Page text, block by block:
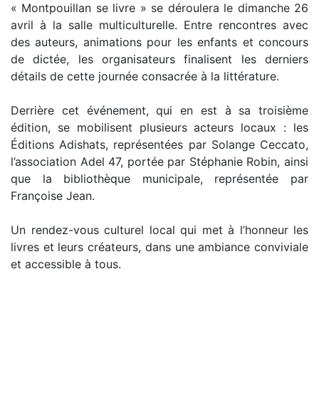
« Montpouillan se livre » se déroulera le dimanche 26
avril à la salle multiculturelle. Entre rencontres avec
des auteurs, animations pour les enfants et concours
de dictée, les organisateurs finalisent les derniers
détails de cette journée consacrée à la littérature.
Derrière cet événement, qui en est à sa troisième
édition, se mobilisent plusieurs acteurs locaux : les
Éditions Adishats, représentées par Solange Ceccato,
l’association Adel 47, portée par Stéphanie Robin, ainsi
que la bibliothèque municipale, représentée par
Françoise Jean.
Un rendez-vous culturel local qui met à l’honneur les
livres et leurs créateurs, dans une ambiance conviviale
et accessible à tous.